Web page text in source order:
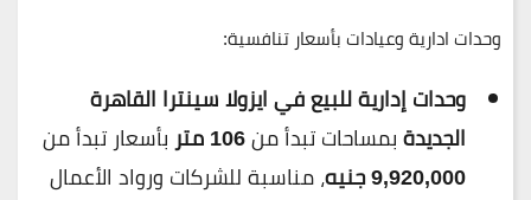
وحدات ادارية وعيادات بأسعار تنافسية:
وحدات إدارية للبيع في ايزولا سينترا القاهرة
الجديدةبمساحات تبدأ من106 متر
بأسعار تبدأ من
9,920,000 جنيه
، مناسبة للشركات ورواد الأعمال